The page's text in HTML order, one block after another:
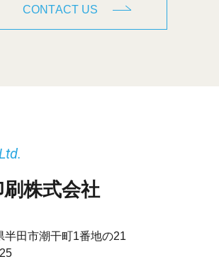
CONTACT US
株式会社
半田市潮干町1番地の21